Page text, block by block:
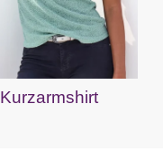
Kurzarmshirt